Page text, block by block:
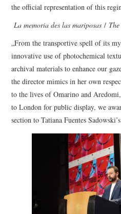
the official representation of this
La memoria des las mariposas /
„From the transportive spell of its
innovative use of photochemical
archival materials to enhance our
the director mimics in her own
to the lives of Omarino and
to London for public display, we
section to Tatiana Fuentes Sadowski’s